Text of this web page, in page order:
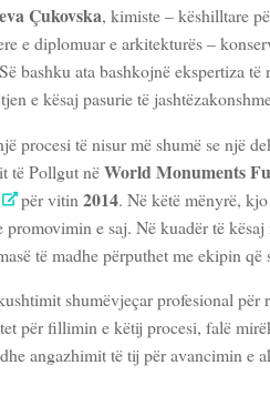
Çukovska, kimiste – këshilltare
e diplomuar e arkitekturës –
bashku ata bashkojnë ekspertiza të
e kësaj pasurie të
procesi të nisur më shumë se një
të Pollgut nëWorld Monuments
për vitin 2014. Në këtë mënyrë,
e saj. Në kuadër të
të madhe përputhet me ekipin që
shumëvjeçar profesional për
për fillimin e këtij procesi, falë
angazhimit të tij për avancimin e